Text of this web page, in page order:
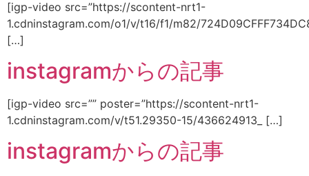
[igp-video src=”https://scontent-nrt1-
1.cdninstagram.com/o1/v/t16/f1/m82/
[…]
instagramからの記事
[igp-video src=”” poster=”https://scontent-nrt1-
1.cdninstagram.com/v/t51.29350-15/436624913_ […]
instagramからの記事